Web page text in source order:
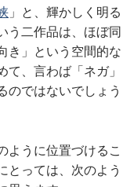
」と、輝かしく明る
う二作品は、ほぼ同
き」という空間的な
、言わば「ネガ」
のではないでしょう
うに位置づけるこ
とっては、次のよう